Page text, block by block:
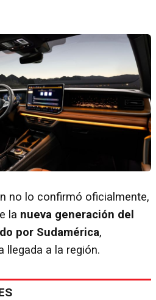
no lo confirmó oficialmente,
la nueva generación del
por Sudamérica,
llegada a la región.